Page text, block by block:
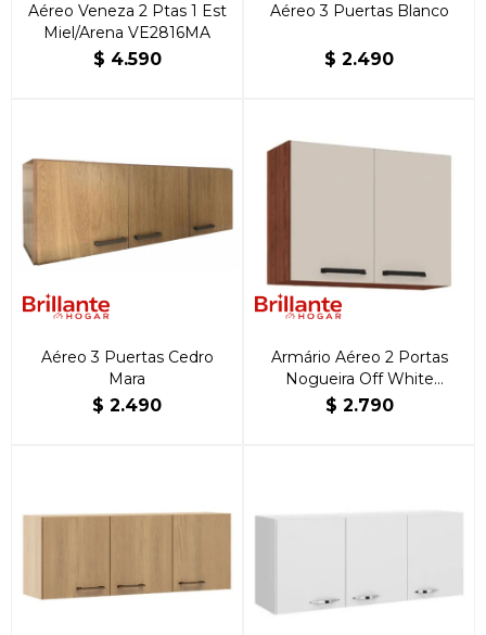
Aéreo Veneza 2 Ptas 1 Est
Miel/Arena VE2816MA
$ 4.590
Aéreo 3 Puertas Blanco
$ 2.490
Aéreo 3 Puertas Cedro
Mara
$ 2.490
Armário Aéreo 2 Portas
Nogueira Off White
Ametista Kits Paraná
$ 2.790